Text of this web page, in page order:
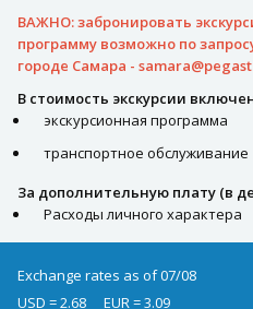
ВАЖНО: забронировать
программу возможно по
городе Самара -
В стоимость экскурсии
экскурсионная программа
транспортное обслуживание
За дополнительную плату (в
Расходы личного характера
Exchange rates as of 07/08
USD = 2.68
EUR = 3.09